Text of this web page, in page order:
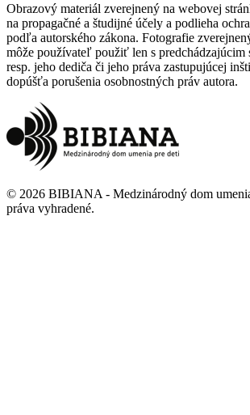
Obrazový materiál zverejnený na webovej
na propagačné a študijné účely a podlieha
podľa autorského zákona. Fotografie
môže používateľ použiť len s predchádzajúcim
resp. jeho dediča či jeho práva zastupujúcej
dopúšťa porušenia osobnostných práv autora.
© 2026 BIBIANA - Medzinárodný dom
práva vyhradené.